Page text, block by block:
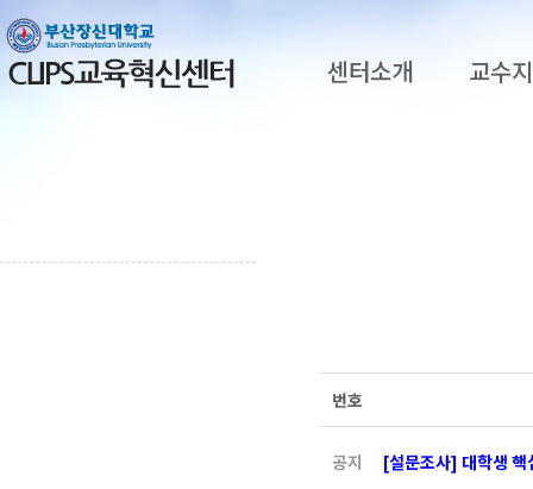
센터소개 교수
번호
공지 [설문조사] 대학생 핵